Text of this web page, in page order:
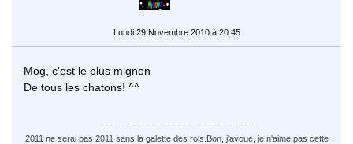
Lundi 29 Novembre 2010 à 20:45
Mog, c'est le plus mignon
De tous les chatons! ^^
2011 ne serai pas 2011 sans la galette des rois.Bon, j'avoue, je n'aime pas cette